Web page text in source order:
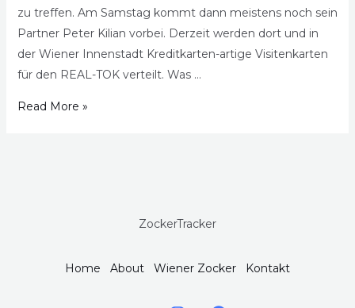
zu treffen. Am Samstag kommt dann meistens noch sein
Partner Peter Kilian vorbei. Derzeit werden dort und in
der Wiener Innenstadt Kreditkarten-artige Visitenkarten
für den REAL-TOK verteilt. Was …
Read More »
ZockerTracker
Home About Wiener Zocker Kontakt